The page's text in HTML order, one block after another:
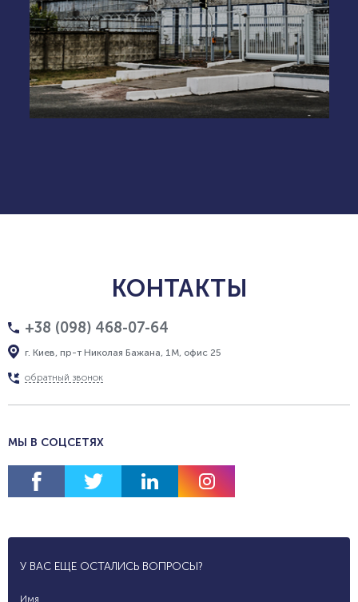
КОНТАКТЫ
+38 (098) 468-07-64
г. Киев, пр-т Николая Бажана, 1М, офис 25
обратный звонок
МЫ В СОЦСЕТЯХ
У ВАС ЕЩЕ ОСТАЛИСЬ ВОПРОСЫ?
Имя